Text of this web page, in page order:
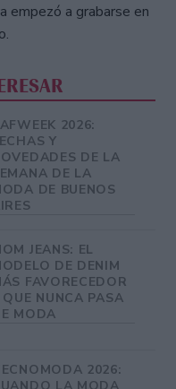
empezó a grabarse en
2026:
Y
DE LA
DE LA
DE BUENOS
JEANS: EL
DE DENIM
FAVORECEDOR
QUE NUNCA PASA
MODA
2026: